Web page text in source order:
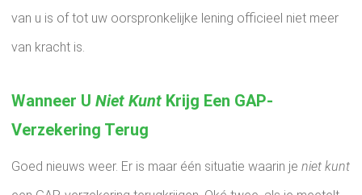
van u is of tot uw oorspronkelijke lening officieel niet meer
van kracht is.
Wanneer U Niet Kunt Krijg Een GAP-
Verzekering Terug
Goed nieuws weer. Er is maar één situatie waarin je niet kunt